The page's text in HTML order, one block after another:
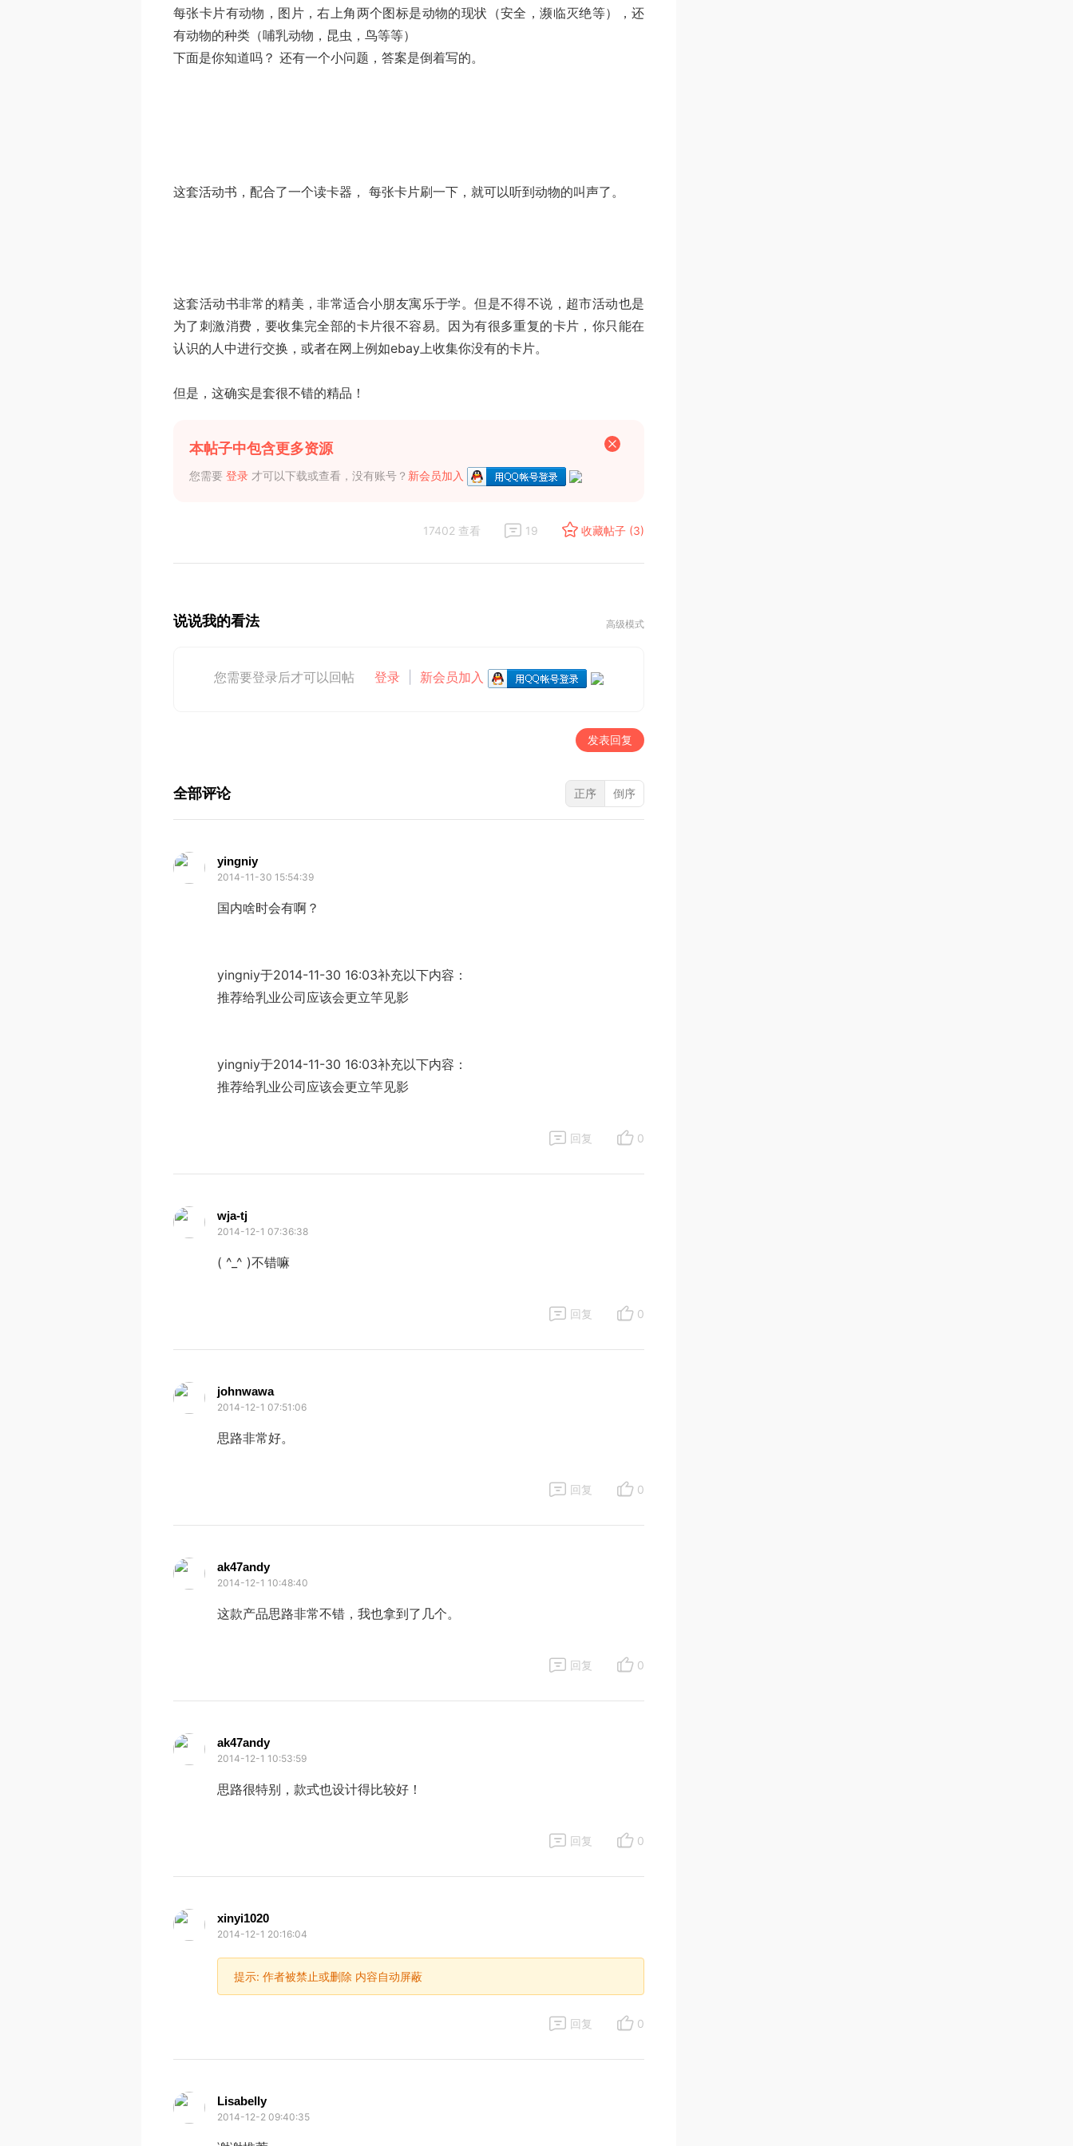
每张卡片有动物，图片，右上角两个图标是动物的现状（安全，濒临灭绝等），还
有动物的种类（哺乳动物，昆虫，鸟等等）
下面是你知道吗？ 还有一个小问题，答案是倒着写的。
这套活动书，配合了一个读卡器， 每张卡片刷一下，就可以听到动物的叫声了。
这套活动书非常的精美，非常适合小朋友寓乐于学。但是不得不说，超市活动也是
为了刺激消费，要收集完全部的卡片很不容易。因为有很多重复的卡片，你只能在
认识的人中进行交换，或者在网上例如ebay上收集你没有的卡片。
但是，这确实是套很不错的精品！
本帖子中包含更多资源
您需要 登录 才可以下载或查看，没有账号？ 新会员加入
17402 查看 19 收藏帖子 (3)
说说我的看法 高级模式
您需要登录后才可以回帖 登录 新会员加入
发表回复
全部评论 正序 倒序
yingniy
2014-11-30 15:54:39
国内啥时会有啊？
yingniy于2014-11-30 16:03补充以下内容：
推荐给乳业公司应该会更立竿见影
yingniy于2014-11-30 16:03补充以下内容：
推荐给乳业公司应该会更立竿见影
回复 0
wja-tj
2014-12-1 07:36:38
( ^_^ )不错嘛
回复 0
johnwawa
2014-12-1 07:51:06
思路非常好。
回复 0
ak47andy
2014-12-1 10:48:40
这款产品思路非常不错，我也拿到了几个。
回复 0
ak47andy
2014-12-1 10:53:59
思路很特别，款式也设计得比较好！
回复 0
xinyi1020
2014-12-1 20:16:04
提示: 作者被禁止或删除 内容自动屏蔽
回复 0
Lisabelly
2014-12-2 09:40:35